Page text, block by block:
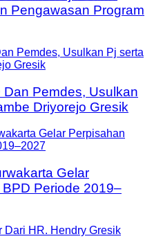
Pengawasan Program
Pemdes, Usulkan
Driyorejo Gresik
Gelar
Periode 2019–